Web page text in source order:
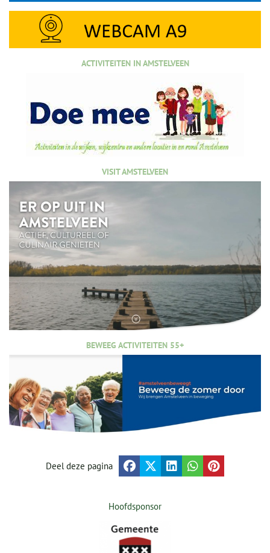
ACTIVITEITEN IN AMSTELVEEN
VISIT AMSTELVEEN
BEWEEG ACTIVITEITEN 55+
Deel deze pagina
Hoofdsponsor